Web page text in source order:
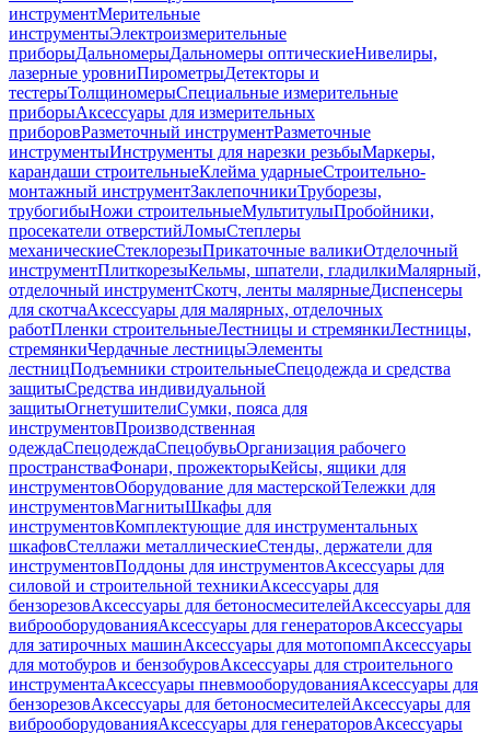
инструментМерительные
инструментыЭлектроизмерительные
приборыДальномерыДальномеры оптическиеНивелиры,
лазерные уровниПирометрыДетекторы и
тестерыТолщиномерыСпециальные измерительные
приборыАксессуары для измерительных
приборовРазметочный инструментРазметочные
инструментыИнструменты для нарезки резьбыМаркеры,
карандаши строительныеКлейма ударныеСтроительно-
монтажный инструментЗаклепочникиТруборезы,
трубогибыНожи строительныеМультитулыПробойники,
просекатели отверстийЛомыСтеплеры
механическиеСтеклорезыПрикаточные валикиОтделочный
инструментПлиткорезыКельмы, шпатели, гладилкиМалярный,
отделочный инструментСкотч, ленты малярныеДиспенсеры
для скотчаАксессуары для малярных, отделочных
работПленки строительныеЛестницы и стремянкиЛестницы,
стремянкиЧердачные лестницыЭлементы
лестницПодъемники строительныеСпецодежда и средства
защитыСредства индивидуальной
защитыОгнетушителиСумки, пояса для
инструментовПроизводственная
одеждаСпецодеждаСпецобувьОрганизация рабочего
пространстваФонари, прожекторыКейсы, ящики для
инструментовОборудование для мастерскойТележки для
инструментовМагнитыШкафы для
инструментовКомплектующие для инструментальных
шкафовСтеллажи металлическиеСтенды, держатели для
инструментовПоддоны для инструментовАксессуары для
силовой и строительной техникиАксессуары для
бензорезовАксессуары для бетоносмесителейАксессуары для
виброоборудованияАксессуары для генераторовАксессуары
для затирочных машинАксессуары для мотопомпАксессуары
для мотобуров и бензобуровАксессуары для строительного
инструментаАксессуары пневмооборудованияАксессуары для
бензорезовАксессуары для бетоносмесителейАксессуары для
виброоборудованияАксессуары для генераторовАксессуары